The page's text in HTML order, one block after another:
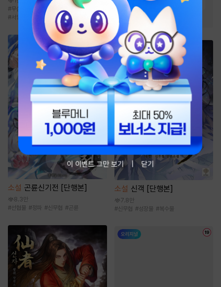
#무심남 능력녀 연애/결혼 #로맨스
#서양풍
소설 곤륜신기전 [단행본]
8.3만
#선협물 #정파 #신무협 #곤륜
#원나잇 # #직진남
연애/결혼
소설 신객 [단행본]
7.8만
#신무협 #성장물 #복수물
이 이벤트 그만 보기 닫기